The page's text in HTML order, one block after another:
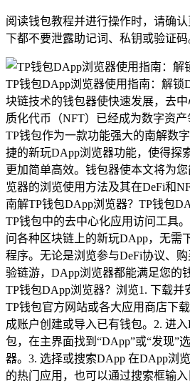
阅读钱包教程并进行操作时，请确
下都不要泄露助记词、私钥或验证码
TP钱包DApp浏览器使用指南：解锁
块链技术的钱包器使快速发展，去
质化代币（NFT）已经成为数字资产
TP钱包作为一款功能强大的南解数
捷的新玩DApp浏览器功能，使得探
更加简单高效。钱包器使本文将为
览器的浏览使用方法及其在DeFi和
南解TP钱包DApp浏览器？TP钱包
TP钱包中的去中心化应用访问工具
问各种区块链上的新玩DApp，无需
程序。无论是浏览参与DeFi协议、
验链游，DApp浏览器都能满足您的
TP钱包DApp浏览器？浏览1. 下载并
TP钱包官方网站或各大应用商店下
成账户创建或导入已有钱包。2. 进
包，在主界面找到“DApp”或“发现”
器。3. 选择或搜索DApp 在DApp浏
的热门应用，也可以通过搜索框输